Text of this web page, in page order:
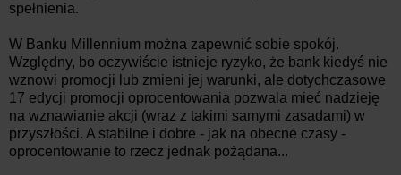
spełnienia.
W Banku Millennium można zapewnić sobie spokój.
Względny, bo oczywiście istnieje ryzyko, że bank kiedyś nie
wznowi promocji lub zmieni jej warunki, ale dotychczasowe
17 edycji promocji oprocentowania pozwala mieć nadzieję
na wznawianie akcji (wraz z takimi samymi zasadami) w
przyszłości. A stabilne i dobre - jak na obecne czasy -
oprocentowanie to rzecz jednak pożądana...